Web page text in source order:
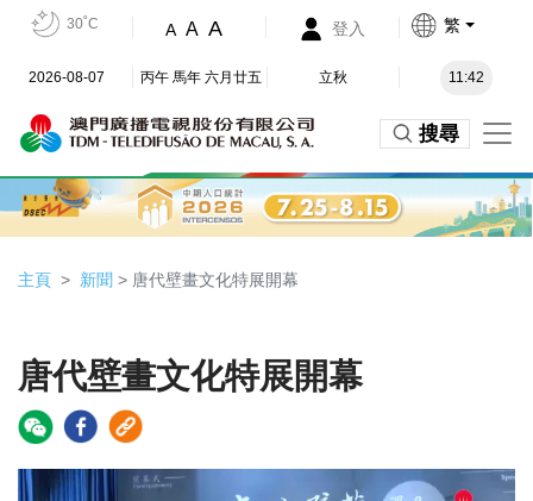
30˚C A A A 登入 繁
2026-08-07 丙午 馬年 六月廿五 立秋 11:42
搜尋
主頁 新聞 > 唐代壁畫文化特展開幕
唐代壁畫文化特展開幕
Video